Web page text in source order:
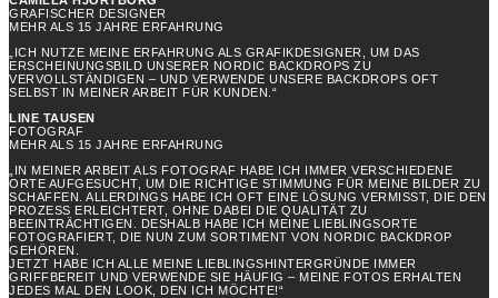
GRAFISCHER DESIGNER
MEHR ALS 15 JAHRE ERFAHRUNG
„ICH NUTZE MEINE ERFAHRUNG ALS GRAFIKDESIGNER, UM DAS
ERSCHEINUNGSBILD UNSERER NORDIC BACKDROPS ZU
VERVOLLSTÄNDIGEN – UND VERWENDE UNSERE BACKDROPS OFT
SELBST IN MEINER ARBEIT FÜR KUNDEN.“
LINE TAUSEN
FOTOGRAF
MEHR ALS 15 JAHRE ERFAHRUNG
„IN MEINER ARBEIT ALS FOTOGRAF HABE ICH IMMER VERSCHIEDENE
ORTE AUFGESUCHT, UM DIE RICHTIGE STIMMUNG FÜR MEINE BILDER ZU
SCHAFFEN. ALLERDINGS HABE ICH OFT EINE LÖSUNG VERMISST, DIE DEN
PROZESS ERLEICHTERT, OHNE DABEI DIE QUALITÄT ZU
BEEINTRÄCHTIGEN. DESHALB HABE ICH MEINE LIEBLINGSORTE
FOTOGRAFIERT, DIE NUN ZUM SORTIMENT VON NORDIC BACKDROP
GEHÖREN.
JETZT HABE ICH ALLE MEINE LIEBLINGSHINTERGRÜNDE IMMER
GRIFFBEREIT UND VERWENDE SIE HÄUFIG – MEINE FOTOS ERHALTEN
JEDES MAL DEN LOOK, DEN ICH MÖCHTE!“